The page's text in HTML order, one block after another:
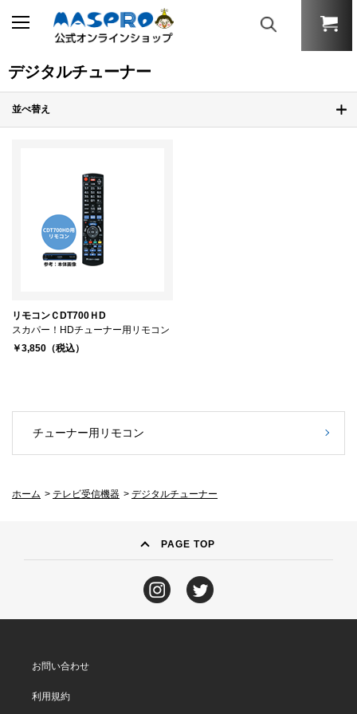
デジタルチューナー
並べ替え
リモコンＣDT700ＨD
スカパー！HDチューナー用リモコン
￥3,850（税込）
チューナー用リモコン
ホーム > テレビ受信機器 > デジタルチューナー
PAGE TOP
お問い合わせ
利用規約